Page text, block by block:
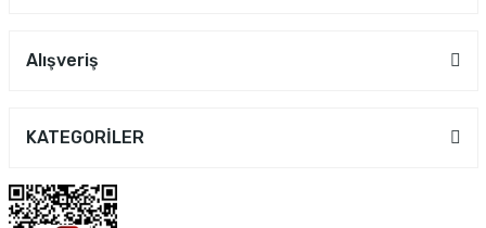
Alışveriş
KATEGORİLER